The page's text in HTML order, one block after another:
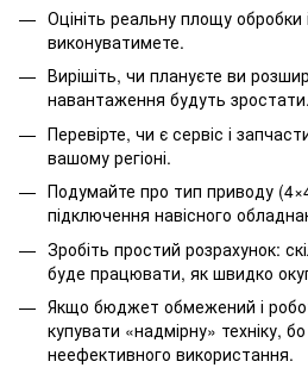
Оцініть реальну площу обробки
виконуватимете.
Вирішіть, чи плануєте ви
навантаження будуть зростати.
Перевірте, чи є сервіс і
вашому регіоні.
Подумайте про тип приводу
підключення навісного
Зробіть простий розрахунок:
буде працювати, як швидко
Якщо бюджет обмежений і
купувати «надмірну» техніку,
неефективного використання.